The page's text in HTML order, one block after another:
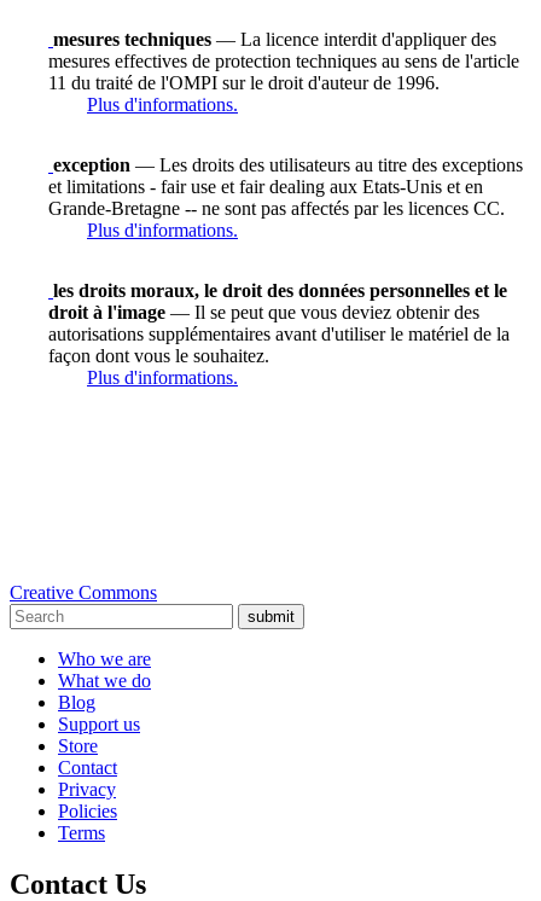
mesures techniques — La licence interdit d'appliquer des
mesures effectives de protection techniques au sens de l'article
11 du traité de l'OMPI sur le droit d'auteur de 1996.
Plus d'informations.
exception — Les droits des utilisateurs au titre des exceptions
et limitations - fair use et fair dealing aux Etats-Unis et en
Grande-Bretagne -- ne sont pas affectés par les licences CC.
Plus d'informations.
les droits moraux, le droit des données personnelles et le
droit à l'image — Il se peut que vous deviez obtenir des
autorisations supplémentaires avant d'utiliser le matériel de la
façon dont vous le souhaitez.
Plus d'informations.
Creative Commons
submit
Who we are
What we do
Blog
Support us
Store
Contact
Privacy
Policies
Terms
Contact Us